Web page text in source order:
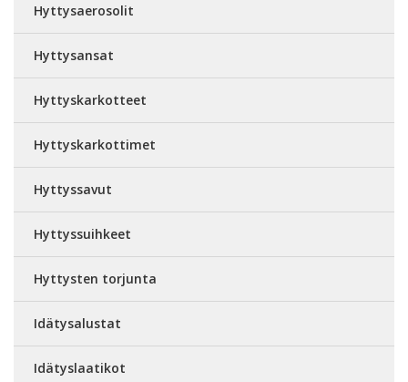
Hyttysaerosolit
Hyttysansat
Hyttyskarkotteet
Hyttyskarkottimet
Hyttyssavut
Hyttyssuihkeet
Hyttysten torjunta
Idätysalustat
Idätyslaatikot